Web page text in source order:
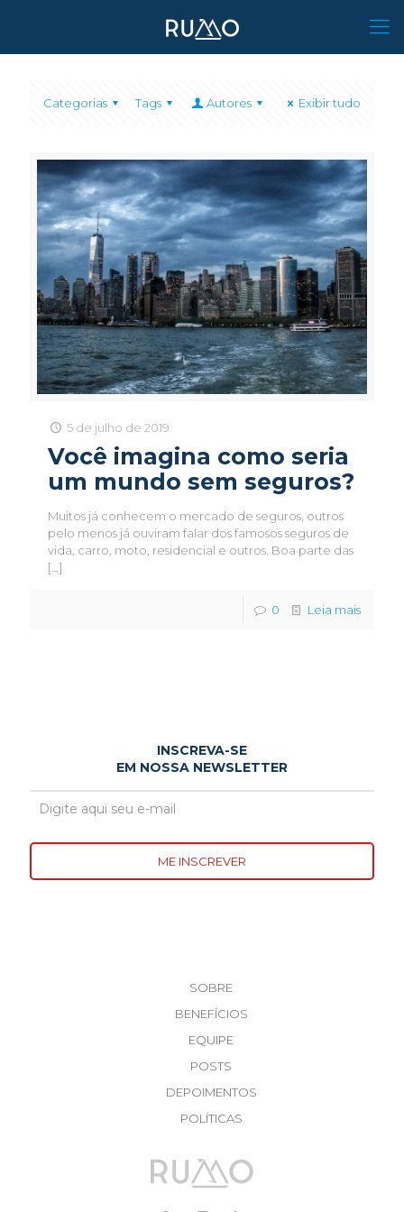
Categorias Tags Autores Exibir tudo
5 de julho de 2019
Você imagina como seria
um mundo sem seguros?
Muitos já conhecem o mercado de seguros, outros
pelo menos já ouviram falar dos famosos seguros de
vida, carro, moto, residencial e outros. Boa parte das
[…]
0 Leia mais
INSCREVA-SE
EM NOSSA NEWSLETTER
SOBRE
BENEFÍCIOS
EQUIPE
POSTS
DEPOIMENTOS
POLÍTICAS